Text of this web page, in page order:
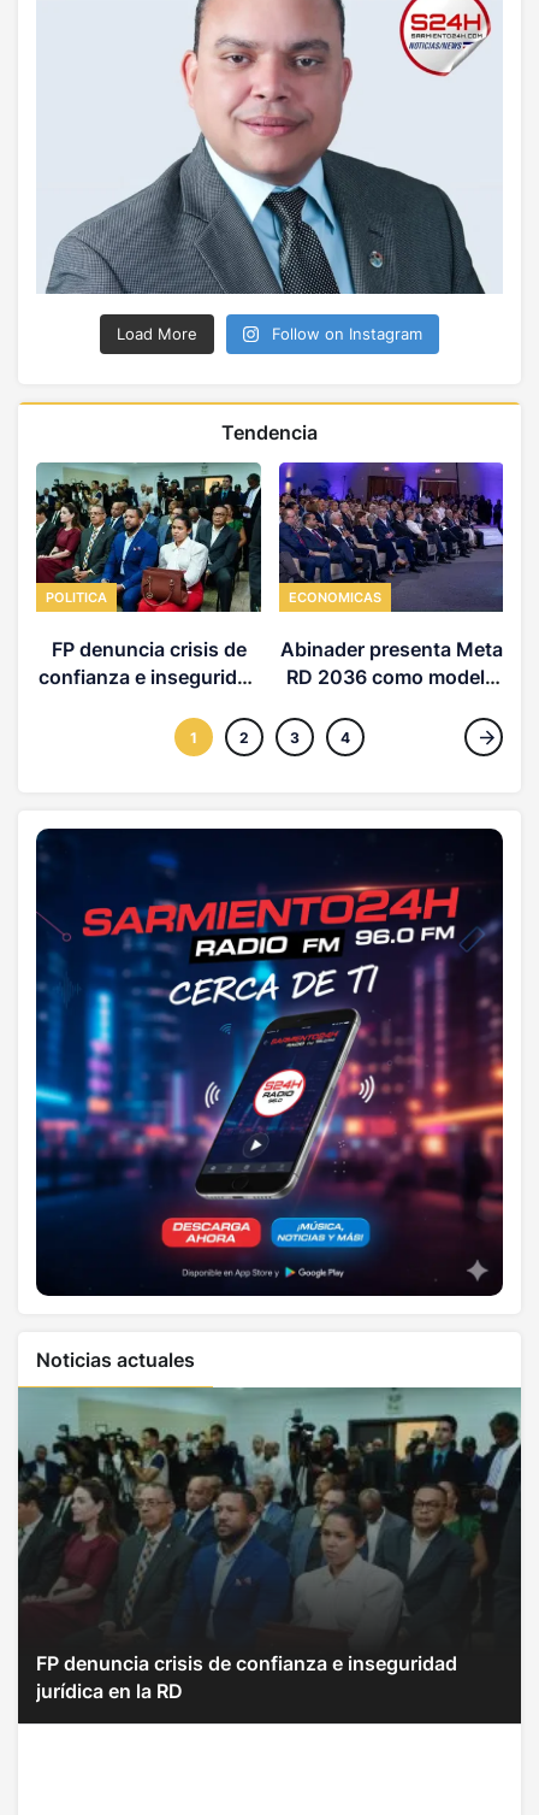
Load More Follow on Instagram
Tendencia
POLITICA
FP denuncia crisis de
confianza e inseguridad
ECONOMICAS
Abinader presenta Meta
RD 2036 como modelo
1 2 3 4
Noticias actuales
FP denuncia crisis de confianza e inseguridad
jurídica en la RD